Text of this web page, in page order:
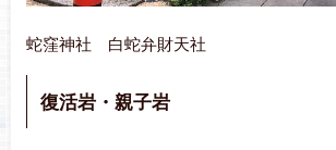
蛇窪神社 白蛇弁財天社
復活岩・親子岩